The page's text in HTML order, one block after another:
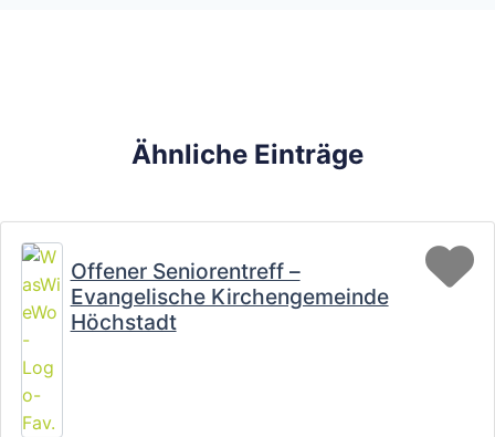
Ähnliche Einträge
Offener Seniorentreff –
Evangelische Kirchengemeinde
Höchstadt